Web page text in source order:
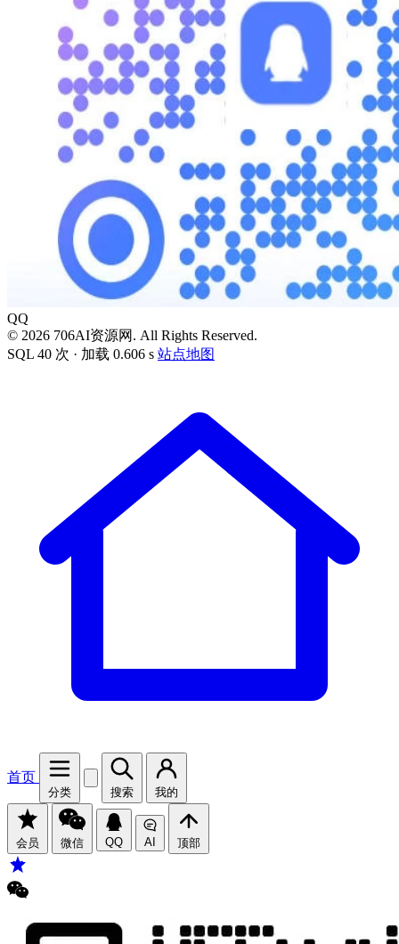
QQ
© 2026 706AI资源网. All Rights Reserved.
SQL 40 次 · 加载 0.606 s 站点地图
首页
分类 搜索 我的
会员 微信 QQ AI 顶部